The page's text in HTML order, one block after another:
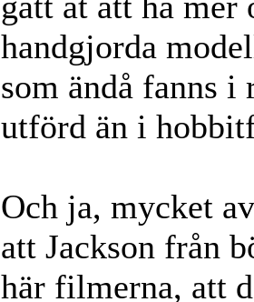
handgjorda
som ändå fanns
utförd än i
Och ja, mycket
att Jackson från
här filmerna, att